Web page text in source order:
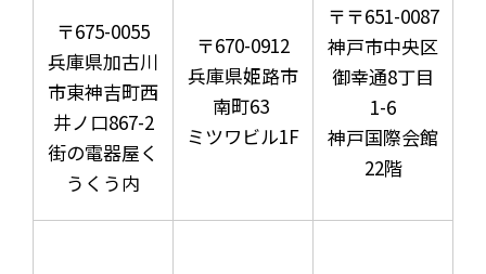
〒675-0055
兵庫県加古川
市東神吉町西
井ノ口867-2
街の電器屋く
うくう内
〒670-0912
兵庫県姫路市
南町63
ミツワビル1F
〒〒651-0087
神戸市中央区
御幸通8丁目
1-6
神戸国際会館
22階